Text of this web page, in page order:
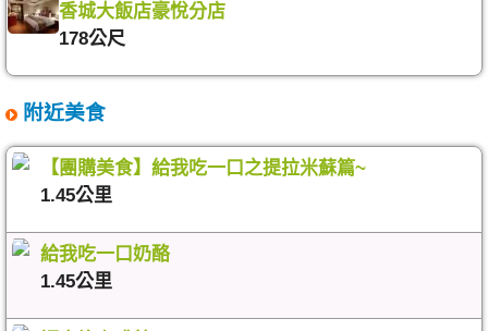
香城大飯店豪悅分店
178公尺
附近美食
【團購美食】給我吃一口之提拉米蘇篇~
1.45公里
給我吃一口奶酪
1.45公里